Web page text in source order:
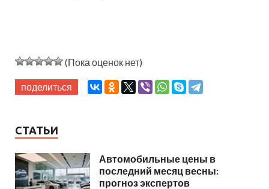
(Пока оценок нет)
поделиться
СТАТЬИ
Автомобильные цены в
последний месяц весны:
прогноз экспертов